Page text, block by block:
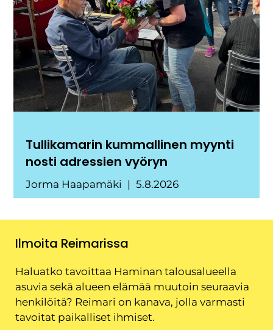
Tullikamarin kummallinen myynti
nosti adressien vyöryn
Jorma Haapamäki 5.8.2026
Ilmoita Reimarissa
Haluatko tavoittaa Haminan talousalueella
asuvia sekä alueen elämää muutoin seuraavia
henkilöitä? Reimari on kanava, jolla varmasti
tavoitat paikalliset ihmiset.